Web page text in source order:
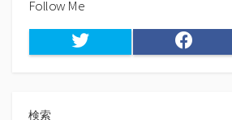
Follow Me
Twitter
検索